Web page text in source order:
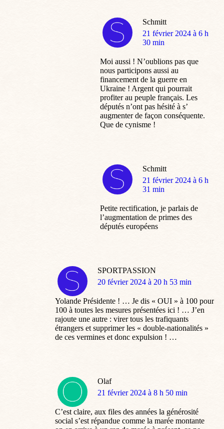
Schmitt
dit
:
21 février 2024 à 6 h
30 min
Moi aussi ! N’oublions pas que
nous participons aussi au
financement de la guerre en
Ukraine ! Argent qui pourrait
profiter au peuple français. Les
députés n’ont pas hésité à s’
augmenter de façon conséquente.
Que de cynisme !
Schmitt
dit
:
21 février 2024 à 6 h
31 min
Petite rectification, je parlais de
l’augmentation de primes des
députés européens
SPORTPASSION
dit
20 février 2024 à 20 h 53 min
Yolande Présidente ! … Je dis « OUI » à 100 pour
100 à toutes les mesures présentées ici ! … J’en
rajoute une autre : virer tous les trafiquants
étrangers et supprimer les « double-nationalités »
de ces vermines et donc expulsion ! …
Olaf
dit
21 février 2024 à 8 h 50 min
C’est claire, aux files des années la générosité
social s’est répandue comme la marée montante